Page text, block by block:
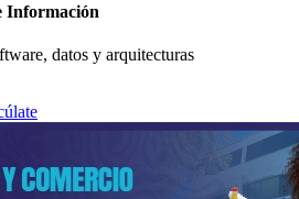
Información
datos y arquitecturas